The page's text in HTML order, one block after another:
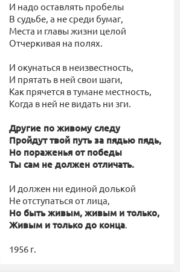
И надо оставлять пробелы
В судьбе, а не среди бумаг,
Места и главы жизни целой
Отчеркивая на полях.
И окунаться в неизвестность,
И прятать в ней свои шаги,
Как прячется в тумане местность,
Когда в ней не видать ни зги.
Другие по живому следу
Пройдут твой путь за пядью пядь,
Но пораженья от победы
Ты сам не должен отличать.
И должен ни единой долькой
Не отступаться от лица,
Но быть живым, живым и только,
Живым и только до конца.
1956 г.